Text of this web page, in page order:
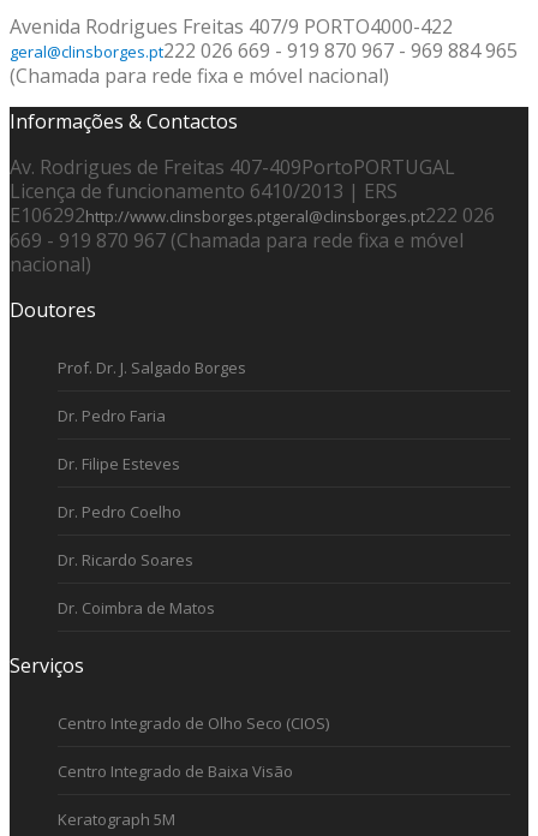
Avenida Rodrigues Freitas 407/9 PORTO4000-422
geral@clinsborges.pt222 026 669 - 919 870 967 - 969 884 965
(Chamada para rede fixa e móvel nacional)
Informações & Contactos
Av. Rodrigues de Freitas 407-409PortoPORTUGAL
Licença de funcionamento 6410/2013 | ERS
E106292http://www.clinsborges.ptgeral@clinsborges.pt222 026
669 - 919 870 967 (Chamada para rede fixa e móvel
nacional)
Doutores
Prof. Dr. J. Salgado Borges
Dr. Pedro Faria
Dr. Filipe Esteves
Dr. Pedro Coelho
Dr. Ricardo Soares
Dr. Coimbra de Matos
Serviços
Centro Integrado de Olho Seco (CIOS)
Centro Integrado de Baixa Visão
Keratograph 5M